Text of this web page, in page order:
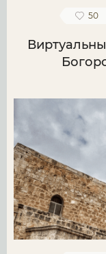
50